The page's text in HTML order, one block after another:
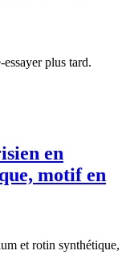
plus tard.
en
motif en